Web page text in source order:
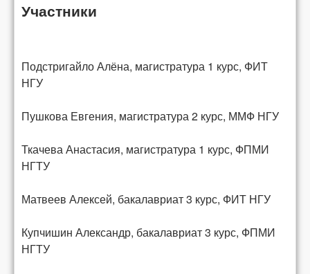
Участники
Подстригайло Алёна, магистратура 1 курс, ФИТ
НГУ
Пушкова Евгения, магистратура 2 курс, ММФ НГУ
Ткачева Анастасия, магистратура 1 курс, ФПМИ
НГТУ
Матвеев Алексей, бакалавриат 3 курс, ФИТ НГУ
Купчишин Александр, бакалавриат 3 курс, ФПМИ
НГТУ